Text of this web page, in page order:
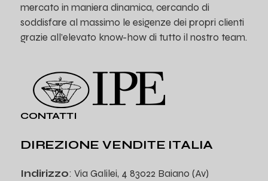
mercato in maniera dinamica, cercando di
soddisfare al massimo le esigenze dei propri clienti
grazie all’elevato know-how di tutto il nostro team.
CONTATTI
DIREZIONE VENDITE ITALIA
Indirizzo: Via Galilei, 4 83022 Baiano (Av)